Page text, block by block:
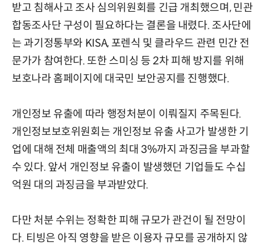
받고 침해사고 조사 심의위원회를 긴급 개최했으며, 민관
합동조사단 구성이 필요하다는 결론을 내렸다. 조사단에
는 과기정통부와 KISA, 포렌식 및 클라우드 관련 민간 전
문가가 참여한다. 또한 스미싱 등 2차 피해 방지를 위해
보호나라 홈페이지에 대국민 보안공지를 진행했다.
개인정보 유출에 따라 행정처분이 이뤄질지 주목된다.
개인정보보호위원회는 개인정보 유출 사고가 발생한 기
업에 대해 전체 매출액의 최대 3%까지 과징금을 부과할
수 있다. 앞서 개인정보 유출이 발생했던 기업들도 수십
억원 대의 과징금을 부과받았다.
다만 처분 수위는 정확한 피해 규모가 관건이 될 전망이
다. 티빙은 아직 영향을 받은 이용자 규모를 공개하지 않